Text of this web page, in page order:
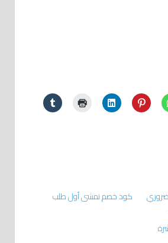
كود خصم نمشي أول طلب